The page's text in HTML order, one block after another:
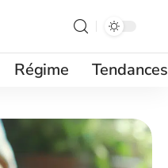
Régime Tendances